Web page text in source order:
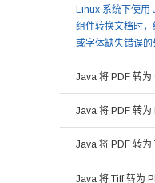
Linux 系统下使用
组件转换文档时
或字体缺失错误的
Java 将 PDF 转为
Java 将 PDF 转为
Java 将 PDF 转为
Java 将 Tiff 转为